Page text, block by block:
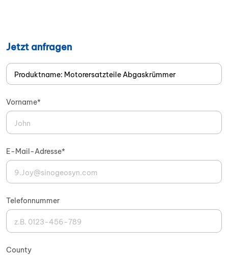
Jetzt anfragen
Vorname*
E-Mail-Adresse*
Telefonnummer
County